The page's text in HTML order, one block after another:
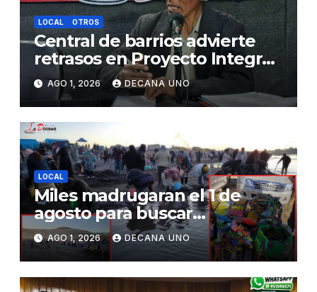
LOCAL OTROS
Central de barrios advierte
retrasos en Proyecto Integral
de Agua y Alcantarillado para
Juliaca
AGO 1, 2026 DECANA UNO
LOCAL
Miles madrugaran el 1 de
agosto para buscar
piedrecillas en los ríos y
realizar la challa por la
riqueza y la prosperidad
AGO 1, 2026 DECANA UNO